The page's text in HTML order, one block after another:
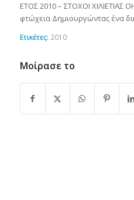
ΕΤΟΣ 2010 – ΣΤΟΧΟΙ ΧΙΛΙΕΤΙΑΣ
φτώχεια Δημιουργώντας ένα
Ετικέτες: 2010
Μοίρασε το